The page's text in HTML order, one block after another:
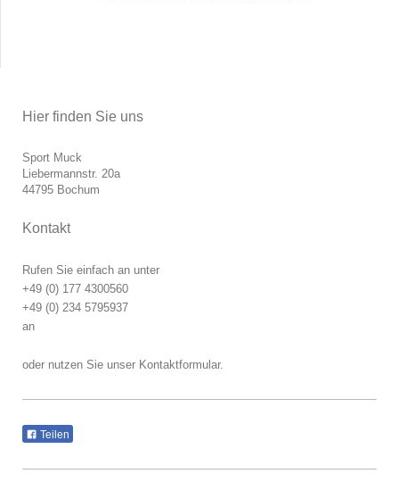
Hier finden Sie uns
Sport Muck
Liebermannstr. 20a
44795 Bochum
Kontakt
Rufen Sie einfach an unter
+49 (0) 177 4300560
+49 (0) 234 5795937
an
oder nutzen Sie unser Kontaktformular.
Teilen